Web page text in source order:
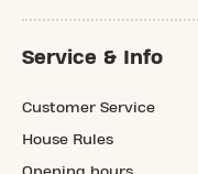
Service & Info
Customer Service
House Rules